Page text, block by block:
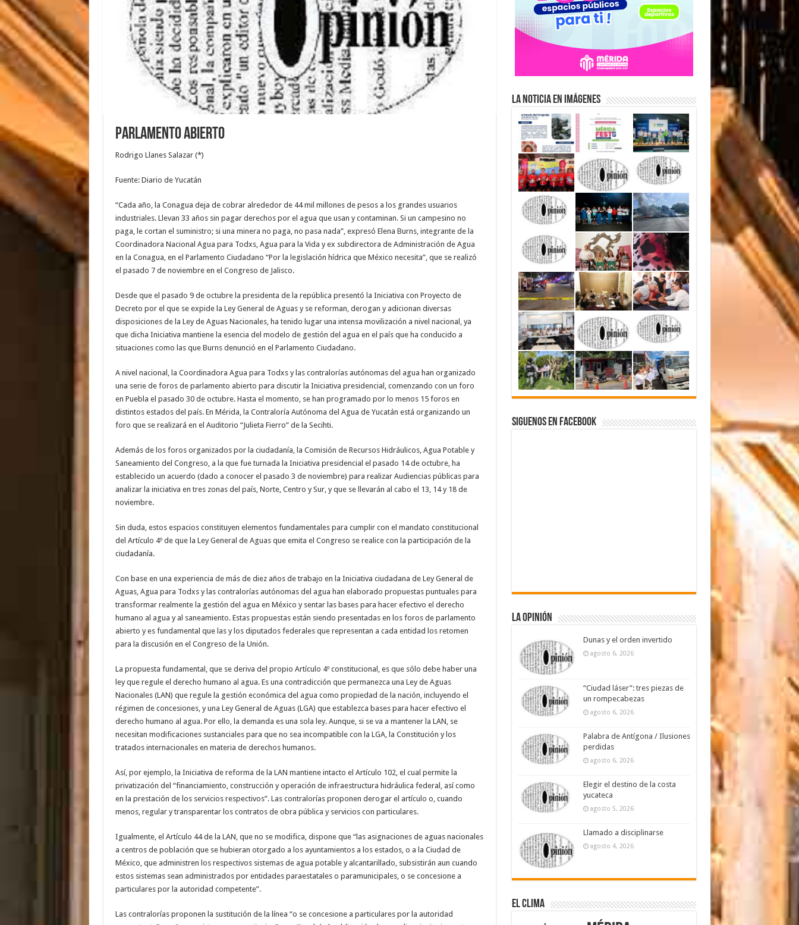
Parlamento abierto
Rodrigo Llanes Salazar (*)
Fuente: Diario de Yucatán
“Cada año, la Conagua deja de cobrar alrededor de 44 mil millones de pesos a los grandes usuarios
industriales. Llevan 33 años sin pagar derechos por el agua que usan y contaminan. Si un campesino no
paga, le cortan el suministro; si una minera no paga, no pasa nada”, expresó Elena Burns, integrante de la
Coordinadora Nacional Agua para Todxs, Agua para la Vida y ex subdirectora de Administración de Agua
en la Conagua, en el Parlamento Ciudadano “Por la legislación hídrica que México necesita”, que se realizó
el pasado 7 de noviembre en el Congreso de Jalisco.
Desde que el pasado 9 de octubre la presidenta de la república presentó la Iniciativa con Proyecto de
Decreto por el que se expide la Ley General de Aguas y se reforman, derogan y adicionan diversas
disposiciones de la Ley de Aguas Nacionales, ha tenido lugar una intensa movilización a nivel nacional, ya
que dicha Iniciativa mantiene la esencia del modelo de gestión del agua en el país que ha conducido a
situaciones como las que Burns denunció en el Parlamento Ciudadano.
A nivel nacional, la Coordinadora Agua para Todxs y las contralorías autónomas del agua han organizado
una serie de foros de parlamento abierto para discutir la Iniciativa presidencial, comenzando con un foro
en Puebla el pasado 30 de octubre. Hasta el momento, se han programado por lo menos 15 foros en
distintos estados del país. En Mérida, la Contraloría Autónoma del Agua de Yucatán está organizando un
foro que se realizará en el Auditorio “Julieta Fierro” de la Secihti.
Además de los foros organizados por la ciudadanía, la Comisión de Recursos Hidráulicos, Agua Potable y
Saneamiento del Congreso, a la que fue turnada la Iniciativa presidencial el pasado 14 de octubre, ha
establecido un acuerdo (dado a conocer el pasado 3 de noviembre) para realizar Audiencias públicas para
analizar la iniciativa en tres zonas del país, Norte, Centro y Sur, y que se llevarán al cabo el 13, 14 y 18 de
noviembre.
Sin duda, estos espacios constituyen elementos fundamentales para cumplir con el mandato constitucional
del Artículo 4º de que la Ley General de Aguas que emita el Congreso se realice con la participación de la
ciudadanía.
Con base en una experiencia de más de diez años de trabajo en la Iniciativa ciudadana de Ley General de
Aguas, Agua para Todxs y las contralorías autónomas del agua han elaborado propuestas puntuales para
transformar realmente la gestión del agua en México y sentar las bases para hacer efectivo el derecho
humano al agua y al saneamiento. Estas propuestas están siendo presentadas en los foros de parlamento
abierto y es fundamental que las y los diputados federales que representan a cada entidad los retomen
para la discusión en el Congreso de la Unión.
La propuesta fundamental, que se deriva del propio Artículo 4º constitucional, es que sólo debe haber una
ley que regule el derecho humano al agua. Es una contradicción que permanezca una Ley de Aguas
Nacionales (LAN) que regule la gestión económica del agua como propiedad de la nación, incluyendo el
régimen de concesiones, y una Ley General de Aguas (LGA) que establezca bases para hacer efectivo el
derecho humano al agua. Por ello, la demanda es una sola ley. Aunque, si se va a mantener la LAN, se
necesitan modificaciones sustanciales para que no sea incompatible con la LGA, la Constitución y los
tratados internacionales en materia de derechos humanos.
Así, por ejemplo, la Iniciativa de reforma de la LAN mantiene intacto el Artículo 102, el cual permite la
privatización del “financiamiento, construcción y operación de infraestructura hidráulica federal, así como
en la prestación de los servicios respectivos”. Las contralorías proponen derogar el artículo o, cuando
menos, regular y transparentar los contratos de obra pública y servicios con particulares.
Igualmente, el Artículo 44 de la LAN, que no se modifica, dispone que “las asignaciones de aguas nacionales
a centros de población que se hubieran otorgado a los ayuntamientos a los estados, o a la Ciudad de
México, que administren los respectivos sistemas de agua potable y alcantarillado, subsistirán aun cuando
estos sistemas sean administrados por entidades paraestatales o paramunicipales, o se concesione a
particulares por la autoridad competente”.
Las contralorías proponen la sustitución de la línea “o se concesione a particulares por la autoridad
La Noticia en Imágenes
Siguenos en Facebook
La Opinión
Dunas y el orden invertido
agosto 6, 2026
“Ciudad láser”: tres piezas de
un rompecabezas
agosto 6, 2026
Palabra de Antígona / Ilusiones
perdidas
agosto 6, 2026
Elegir el destino de la costa
yucateca
agosto 5, 2026
Llamado a disciplinarse
agosto 4, 2026
El Clima